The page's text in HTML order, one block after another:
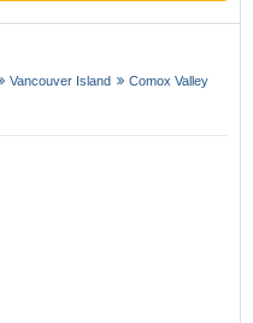
Vancouver Island Comox Valley